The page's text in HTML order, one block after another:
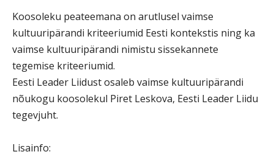
Koosoleku peateemana on arutlusel vaimse
kultuuripärandi kriteeriumid Eesti kontekstis ning ka
vaimse kultuuripärandi nimistu sissekannete
tegemise kriteeriumid.
Eesti Leader Liidust osaleb vaimse kultuuripärandi
nõukogu koosolekul Piret Leskova, Eesti Leader Liidu
tegevjuht.
Lisainfo: